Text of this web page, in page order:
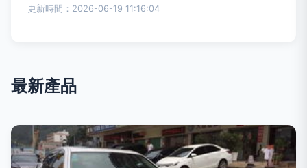
更新時間：2026-06-19 11:16:04
最新產品